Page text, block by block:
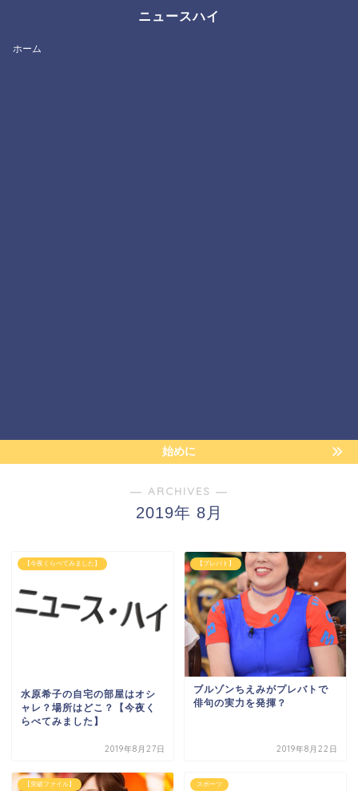
ニュースハイ
ホーム
始めに
― ARCHIVES ―
2019年 8月
【今夜くらべてみました】
水原希子の自宅の部屋はオシ
ャレ？場所はどこ？【今夜く
らべてみました】
2019年8月27日
【プレバト】
ブルゾンちえみがプレバトで
俳句の実力を発揮？
2019年8月22日
【突破ファイル】 スポーツ